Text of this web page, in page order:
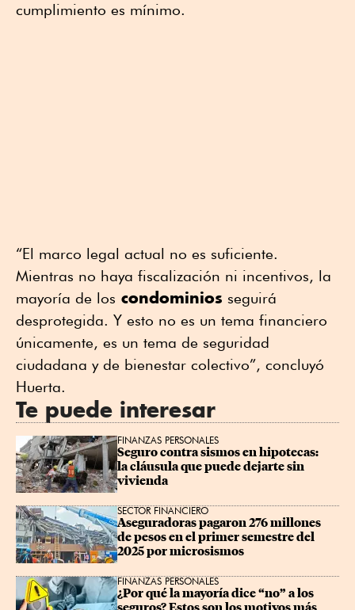
cumplimiento es mínimo.
“El marco legal actual no es suficiente.
Mientras no haya fiscalización ni incentivos, la
mayoría de los condominios seguirá
desprotegida. Y esto no es un tema financiero
únicamente, es un tema de seguridad
ciudadana y de bienestar colectivo”, concluyó
Huerta.
Te puede interesar
FINANZAS PERSONALES
Seguro contra sismos en hipotecas:
la cláusula que puede dejarte sin
vivienda
SECTOR FINANCIERO
Aseguradoras pagaron 276 millones
de pesos en el primer semestre del
2025 por microsismos
FINANZAS PERSONALES
¿Por qué la mayoría dice “no” a los